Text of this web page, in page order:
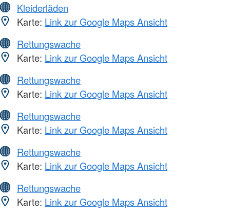
Kleiderläden
Karte: Link zur Google Maps Ansicht
Rettungswache
Karte: Link zur Google Maps Ansicht
Rettungswache
Karte: Link zur Google Maps Ansicht
Rettungswache
Karte: Link zur Google Maps Ansicht
Rettungswache
Karte: Link zur Google Maps Ansicht
Rettungswache
Karte: Link zur Google Maps Ansicht